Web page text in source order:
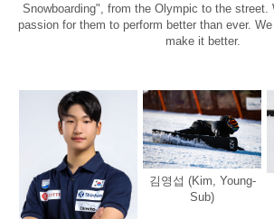
Snowboarding", from the Olympic to the street.
passion for them to perform better than ever.
make it better.
김영섭 (Kim, Young-
Sub)